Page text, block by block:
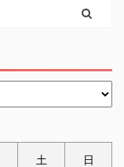
土 日